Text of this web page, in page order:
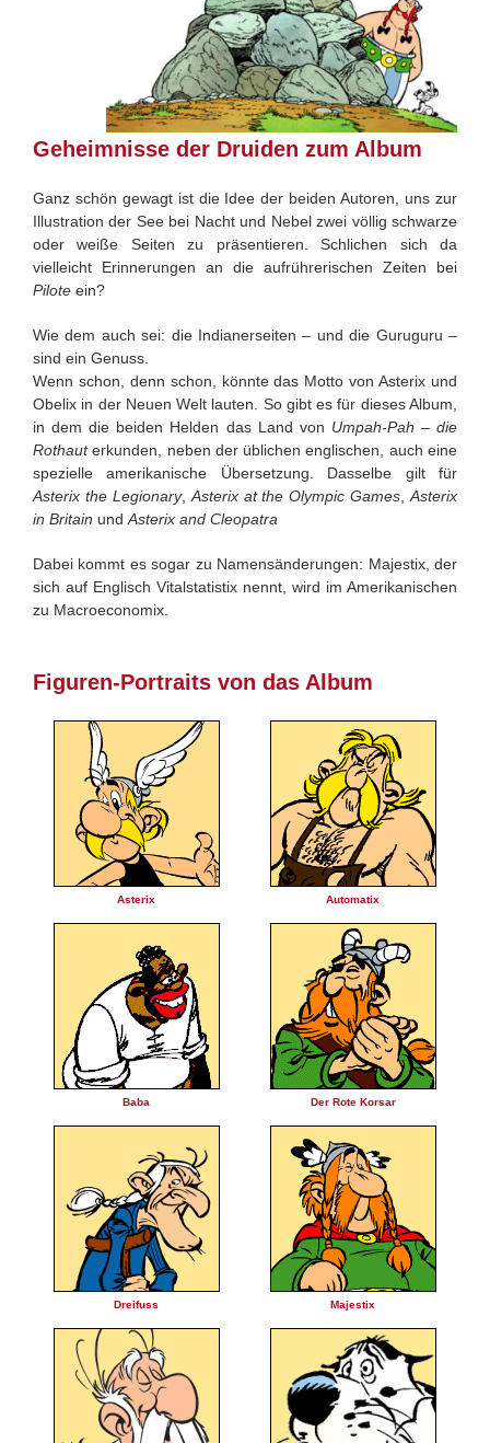
Geheimnisse der Druiden zum Album
Ganz schön gewagt ist die Idee der beiden Autoren, uns zur
Illustration der See bei Nacht und Nebel zwei völlig schwarze
oder weiße Seiten zu präsentieren. Schlichen sich da
vielleicht Erinnerungen an die aufrührerischen Zeiten bei
Pilote ein?
Wie dem auch sei: die Indianerseiten – und die Guruguru –
sind ein Genuss.
Wenn schon, denn schon, könnte das Motto von Asterix und
Obelix in der Neuen Welt lauten. So gibt es für dieses Album,
in dem die beiden Helden das Land von Umpah-Pah – die
Rothauterkunden, neben der üblichen englischen, auch eine
spezielle amerikanische Übersetzung. Dasselbe gilt für
Asterix the Legionary, Asterix at the Olympic Games Asterix
in Britain und Asterix and Cleopatra
Dabei kommt es sogar zu Namensänderungen: Majestix, der
sich auf Englisch Vitalstatistix nennt, wird im Amerikanischen
zu Macroeconomix.
Figuren-Portraits von das Album
Asterix Automatix
Baba Der Rote Korsar
Dreifuss Majestix